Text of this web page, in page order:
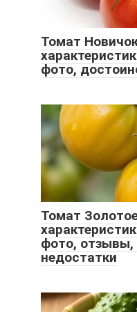
Томат
фото,
Томат
фото, отзывы,
недостатки